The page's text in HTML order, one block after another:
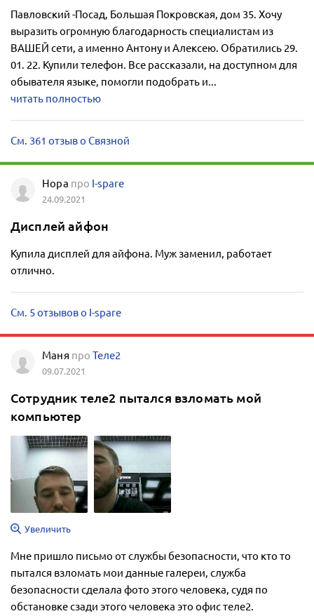
Павловский -Посад, Большая Покровская, дом 35. Хочу
выразить огромную благодарность специалистам из
ВАШЕЙ сети, а именно Антону и Алексею. Обратились 29.
01. 22. Купили телефон. Все рассказали, на доступном для
обывателя языке, помогли подобрать и...
читать полностью
См. 361 отзыв о Связной
Нора про I-spare
24.09.2021
Дисплей айфон
Купила дисплей для айфона. Муж заменил, работает
отлично.
См. 5 отзывов о I-spare
Маня про Теле2
09.07.2021
Сотрудник теле2 пытался взломать мой
компьютер
Увеличить
Мне пришло письмо от службы безопасности, что кто то
пытался взломать мои данные галереи, служба
безопасности сделала фото этого человека, судя по
обстановке сзади этого человека это офис теле2.